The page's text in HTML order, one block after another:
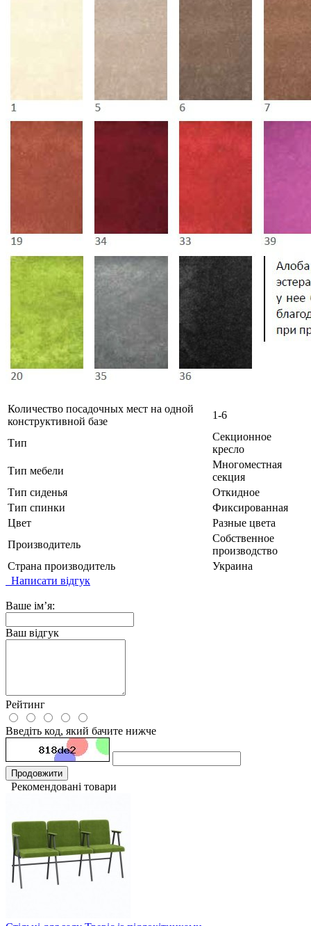
Количество посадочных мест на одной
конструктивной базе
1-6
Тип
Секционное
кресло
Тип мебели
Многоместная
секция
Тип сиденья
Откидное
Тип спинки
Фиксированная
Цвет
Разные цвета
Производитель
Собственное
производство
Страна производитель
Украина
Написати відгук
Ваше ім’я:
Ваш відгук
Рейтинг
Введіть код, який бачите нижче
Продовжити
Рекомендовані товари